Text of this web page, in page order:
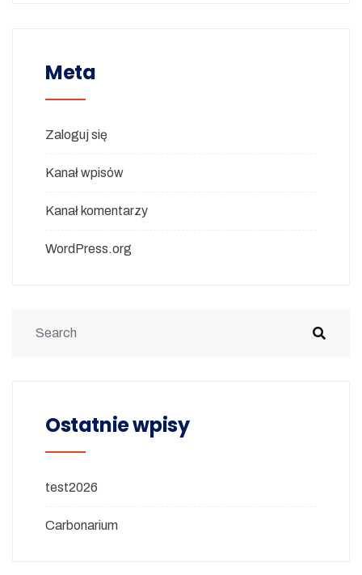
Meta
Zaloguj się
Kanał wpisów
Kanał komentarzy
WordPress.org
Ostatnie wpisy
test2026
Carbonarium